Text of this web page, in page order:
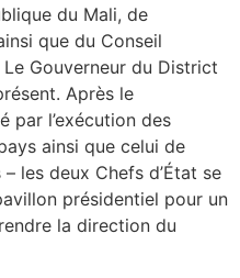
du Mali, de
que du Conseil
Gouverneur du District
Après le
par l’exécution des
ainsi que celui de
les deux Chefs d’État se
présidentiel pour un
la direction du